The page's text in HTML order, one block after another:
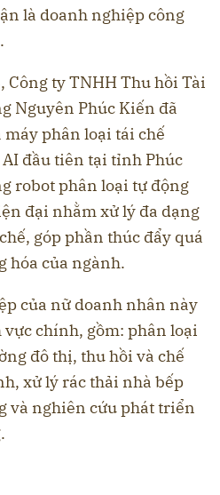
là doanh nghiệp công
ty TNHH Thu hồi Tài
Nguyên Phúc Kiến đã
phân loại tái chế
đầu tiên tại tỉnh Phúc
robot phân loại tự động
đại nhằm xử lý đa dạng
góp phần thúc đẩy quá
hóa của ngành.
của nữ doanh nhân này
chính, gồm: phân loại
đô thị, thu hồi và chế
xử lý rác thải nhà bếp
và nghiên cứu phát triển